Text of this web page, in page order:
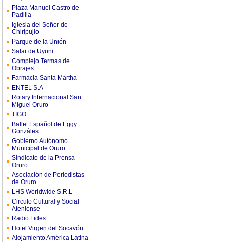
Plaza Manuel Castro de
Padilla
Iglesia del Señor de
Chiripujio
Parque de la Unión
Salar de Uyuni
Complejo Termas de
Obrajes
Farmacia Santa Martha
ENTEL S.A
Rotary Internacional San
Miguel Oruro
TIGO
Ballet Español de Eggy
Gonzáles
Gobierno Autónomo
Municipal de Oruro
Sindicato de la Prensa
Oruro
Asociación de Periodistas
de Oruro
LHS Worldwide S.R.L
Circulo Cultural y Social
Ateniense
Radio Fides
Hotel Virgen del Socavón
Alojamiento América Latina